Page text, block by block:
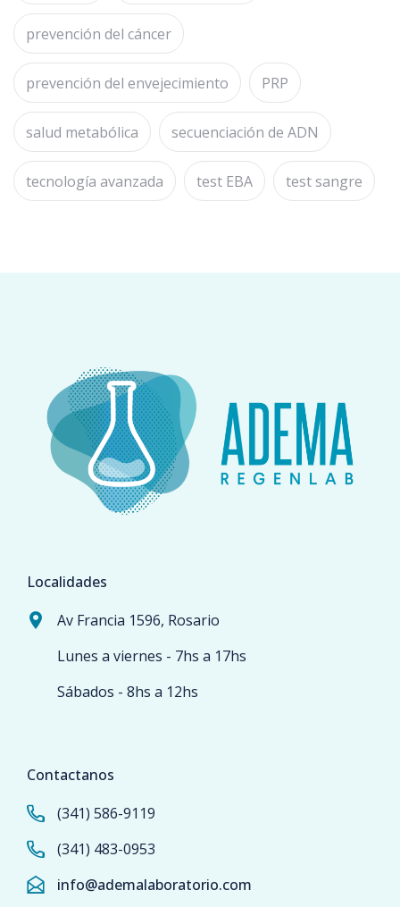
prevención del cáncer
prevención del envejecimiento PRP
salud metabólica secuenciación de ADN
tecnología avanzada test EBA test sangre
Localidades
Av Francia 1596, Rosario
Lunes a viernes - 7hs a 17hs
Sábados - 8hs a 12hs
Contactanos
(341) 586-9119
(341) 483-0953
info@ademalaboratorio.com